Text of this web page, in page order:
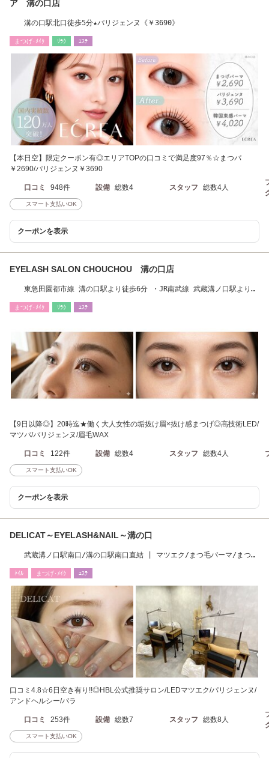
ア 溝の口店
溝の口駅北口徒歩5分★パリジェンヌ《￥3690》
まつげ･ﾒｲｸ ﾘﾗｸ ｴｽﾃ
【本日空】限定クーポン有◎エリアTOPの口コミで満足度97％☆まつパ
￥2690/パリジェンヌ￥3690
口コミ 948件 設備 総数4 スタッフ 総数4人
スマート支払いOK
クーポンを表示
EYELASH SALON CHOUCHOU 溝の口店
東急田園都市線 溝の口駅より徒歩6分 ・JR南武線 武蔵溝ノ口駅より徒
まつげ･ﾒｲｸ ﾘﾗｸ ｴｽﾃ
【9日以降◎】20時迄★働く大人女性の垢抜け眉×抜け感まつげ◎高技術LED/
マツパ/パリジェンヌ/眉毛WAX
口コミ 122件 設備 総数4 スタッフ 総数4人
スマート支払いOK
クーポンを表示
DELICAT～EYELASH&NAIL～溝の口
武蔵溝ノ口駅南口/溝の口駅南口直結 | マツエク/まつ毛パーマ/まつ毛
ﾈｲﾙ まつげ･ﾒｲｸ ｴｽﾃ
口コミ4.8☆6日空き有り!!◎HBL公式推奨サロン/LEDマツエク/パリジェンヌ/
アンドヘルシー/パラ
口コミ 253件 設備 総数7 スタッフ 総数8人
スマート支払いOK